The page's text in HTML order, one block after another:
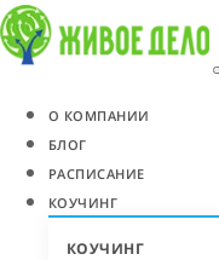
О КОМПАНИИ
БЛОГ
РАСПИСАНИЕ
КОУЧИНГ
КОУЧИНГ